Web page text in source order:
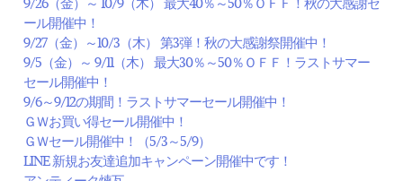
ール開催中！
9/27（金）～10/3（木） 第3弾！秋の大感謝祭開催中！
9/5（金）～ 9/11（木） 最大30％～50％ＯＦＦ！ラストサマー
セール開催中！
9/6～9/12の期間！ラストサマーセール開催中！
ＧＷお買い得セール開催中！
ＧＷセール開催中！（5/3～5/9）
LINE 新規お友達追加キャンペーン開催中です！